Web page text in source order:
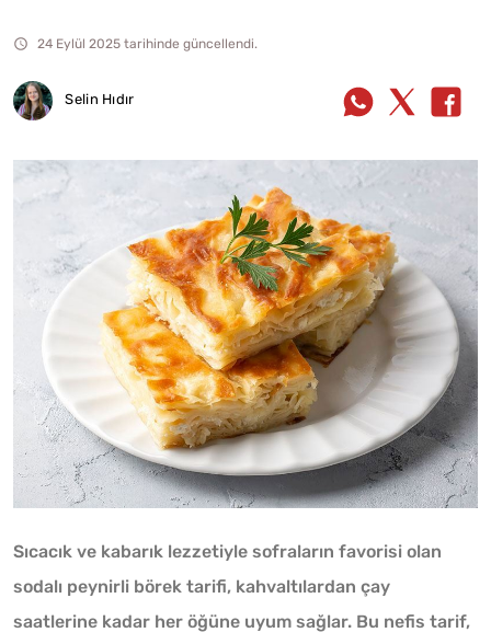
24 Eylül 2025 tarihinde güncellendi.
Selin Hıdır
Sıcacık ve kabarık lezzetiyle sofraların favorisi olan
sodalı peynirli börek tarifi, kahvaltılardan çay
saatlerine kadar her öğüne uyum sağlar. Bu nefis tarif,